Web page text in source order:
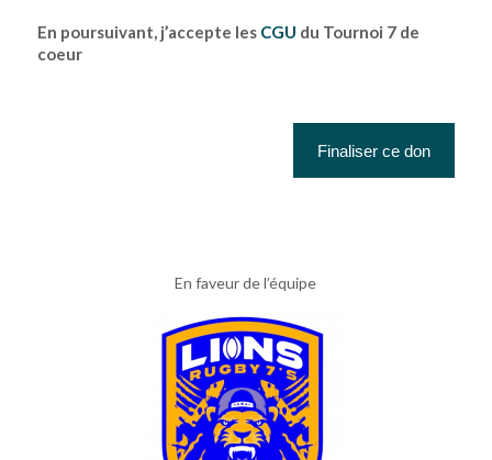
En poursuivant, j’accepte les CGU du Tournoi 7 de
coeur
En faveur de l’équipe